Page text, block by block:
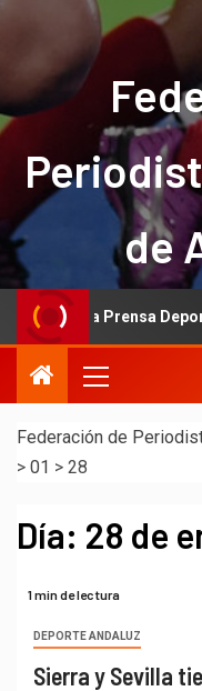
de
de la Prensa Deportiva
Federación de
> 01 > 28
Día: 28 de
1 min de lectura
DEPORTE ANDALUZ
Sierra y Sevilla